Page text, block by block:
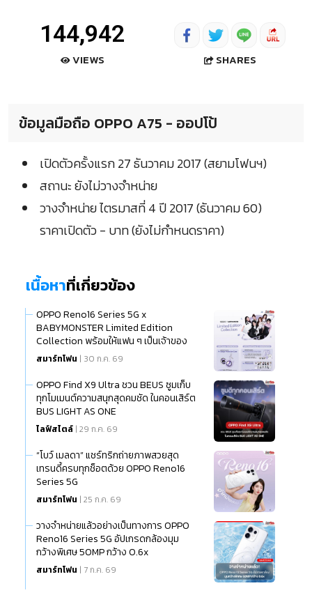
144,942
VIEWS SHARES
ข้อมูลมือถือ OPPO A75 - ออปโป้
เปิดตัวครั้งแรก 27 ธันวาคม 2017 (สยามโฟนฯ)
สถานะ ยังไม่วางจำหน่าย
วางจำหน่าย ไตรมาสที่ 4 ปี 2017 (ธันวาคม 60)
ราคาเปิดตัว - บาท (ยังไม่กำหนดราคา)
เนื้อหาที่เกี่ยวข้อง
OPPO Reno16 Series 5G x
BABYMONSTER Limited Edition
Collection พร้อมให้แฟน ๆ เป็นเจ้าของ
แล้ว
สมาร์ทโฟน | 30 ก.ค. 69
OPPO Find X9 Ultra ชวน BEUS ซูมเก็บ
ทุกโมเมนต์ความสนุกสุดคมชัด ในคอนเสิร์ต
BUS LIGHT AS ONE
ไลฟ์สไตล์ | 29 ก.ค. 69
“โบว์ เมลดา” แชร์ทริกถ่ายภาพสวยสุด
เทรนดี้ครบทุกช็อตด้วย OPPO Reno16
Series 5G
สมาร์ทโฟน | 25 ก.ค. 69
วางจำหน่ายแล้วอย่างเป็นทางการ OPPO
Reno16 Series 5G อัปเกรดกล้องมุม
กว้างพิเศษ 50MP กว้าง 0.6x
สมาร์ทโฟน | 7 ก.ค. 69